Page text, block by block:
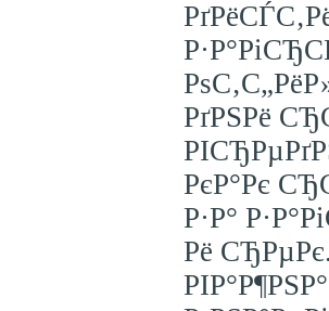
РґРЅРё
РєР°Рє
Р·Р°
Рё